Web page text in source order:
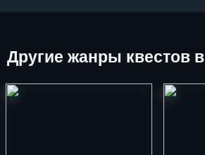
Другие жанры квестов